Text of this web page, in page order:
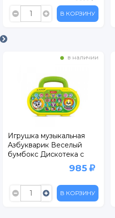
В КОРЗИНУ
в наличии
Игрушка музыкальная
Азбукварик Веселый
бумбокс Дискотека с
985
В КОРЗИНУ